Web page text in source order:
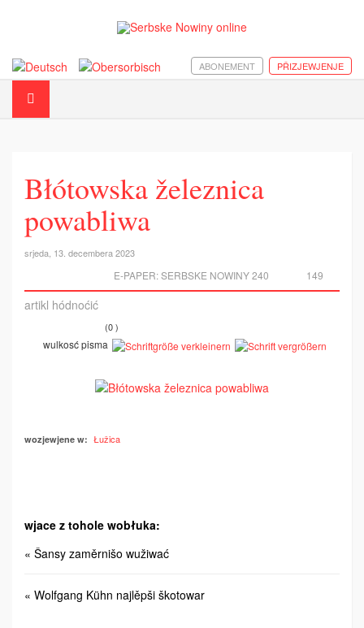
PŘIZJEWJENJE
ABONEMENT
Błótowska železnica
powabliwa
srjeda, 13. decembera 2023
149
E-PAPER:SERBSKE NOWINY 240
artikl hódnoćić
(0 )
wulkosć pisma
wozjewjene w: Łužica
wjace z tohole wobłuka:
« Šansy zaměrnišo wužiwać
« Wolfgang Kühn najlěpši škotowar